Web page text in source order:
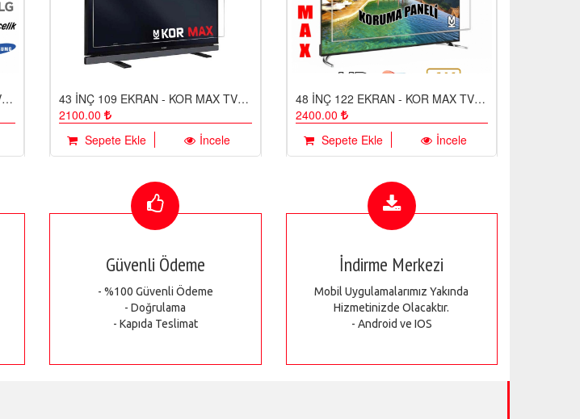
65 İNÇ 165 EKRAN - KOR MAX TV EKRAN KORUYUCU / EKRAN KORUMA CAMI
43 İNÇ 109 EKRAN - KOR MAX TV EKRAN KORUYUCU / EKRAN KORUMA CAMI
2100.00
Sepete Ekle
İncele
48 İNÇ 122 EKRAN - KOR MAX TV EKRAN KORUYUCU / EKRAN KORUMA CAMI
2400.00
Sepete Ekle
İncele
Güvenli Ödeme
- %100 Güvenli Ödeme
- Doğrulama
- Kapıda Teslimat
İndirme Merkezi
Mobil Uygulamalarımız Yakında
Hizmetinizde Olacaktır.
- Android ve IOS